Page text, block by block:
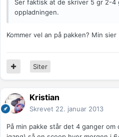
Ser faktisk at de skriver 5 gr 2-
oppladningen.
Kommer vel an på pakken? Min
Siter
Kristian
Skrevet 22. januar 2013
På min pakke står det 4 ganger